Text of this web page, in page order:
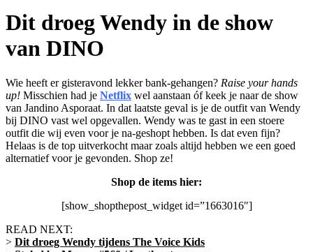
Dit droeg Wendy in de show
van DINO
Wie heeft er gisteravond lekker bank-gehangen? Raise your hands
up! Misschien had je Netflix wel aanstaan óf keek je naar de show
van Jandino Asporaat. In dat laatste geval is je de outfit van Wendy
bij DINO vast wel opgevallen. Wendy was te gast in een stoere
outfit die wij even voor je na-geshopt hebben. Is dat even fijn?
Helaas is de top uitverkocht maar zoals altijd hebben we een goed
alternatief voor je gevonden. Shop ze!
Shop de items hier:
[show_shopthepost_widget id=”1663016″]
READ NEXT:
> Dit droeg Wendy tijdens The Voice Kids